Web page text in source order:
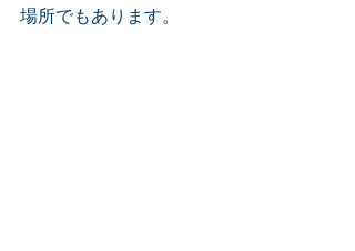
場所でもあります。